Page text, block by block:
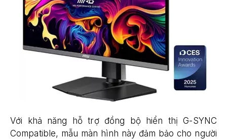
Với khả năng hỗ trợ đồng bộ hiển thị G-SYNC
Compatible, mẫu màn hình này đảm bảo cho người